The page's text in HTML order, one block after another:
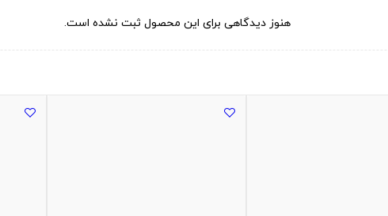
هنوز دیدگاهی برای این محصول ثبت نشده است.